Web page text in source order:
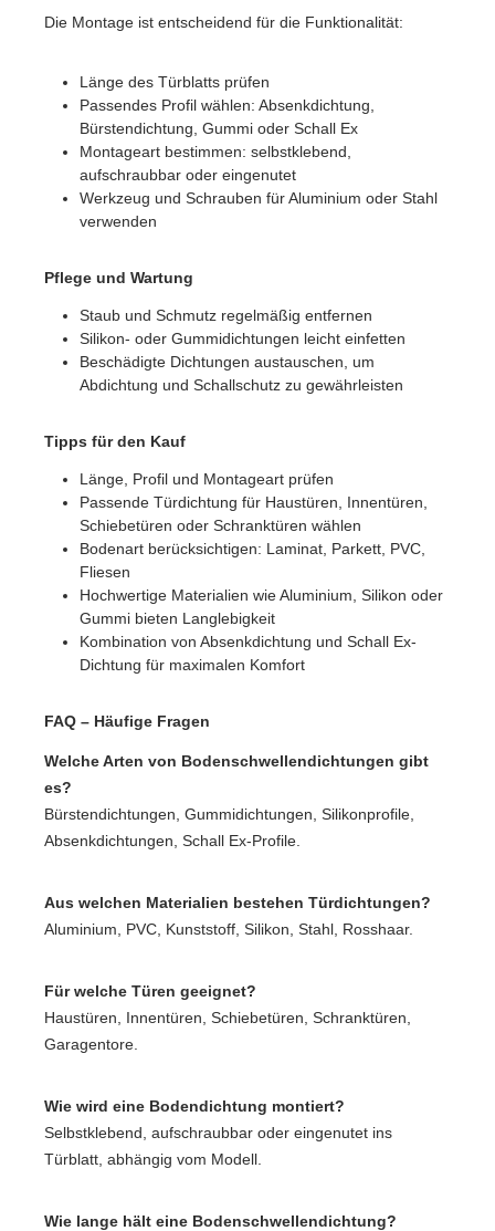
Die Montage ist entscheidend für die Funktionalität:
Länge des Türblatts prüfen
Passendes Profil wählen: Absenkdichtung,
Bürstendichtung, Gummi oder Schall Ex
Montageart bestimmen: selbstklebend,
aufschraubbar oder eingenutet
Werkzeug und Schrauben für Aluminium oder Stahl
verwenden
Pflege und Wartung
Staub und Schmutz regelmäßig entfernen
Silikon- oder Gummidichtungen leicht einfetten
Beschädigte Dichtungen austauschen, um
Abdichtung und Schallschutz zu gewährleisten
Tipps für den Kauf
Länge, Profil und Montageart prüfen
Passende Türdichtung für Haustüren, Innentüren,
Schiebetüren oder Schranktüren wählen
Bodenart berücksichtigen: Laminat, Parkett, PVC,
Fliesen
Hochwertige Materialien wie Aluminium, Silikon oder
Gummi bieten Langlebigkeit
Kombination von Absenkdichtung und Schall Ex-
Dichtung für maximalen Komfort
FAQ – Häufige Fragen
Welche Arten von Bodenschwellendichtungen gibt
es?
Bürstendichtungen, Gummidichtungen, Silikonprofile,
Absenkdichtungen, Schall Ex-Profile.
Aus welchen Materialien bestehen Türdichtungen?
Aluminium, PVC, Kunststoff, Silikon, Stahl, Rosshaar.
Für welche Türen geeignet?
Haustüren, Innentüren, Schiebetüren, Schranktüren,
Garagentore.
Wie wird eine Bodendichtung montiert?
Selbstklebend, aufschraubbar oder eingenutet ins
Türblatt, abhängig vom Modell.
Wie lange hält eine Bodenschwellendichtung?